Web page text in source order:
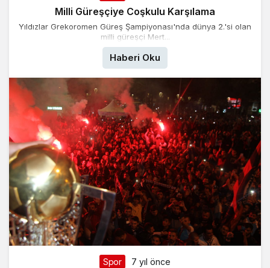
Milli Güreşçiye Coşkulu Karşılama
Yıldızlar Grekoromen Güreş Şampiyonası'nda dünya 2.'si olan
milli güreşçi Mert...
Haberi Oku
Spor 7 yıl önce